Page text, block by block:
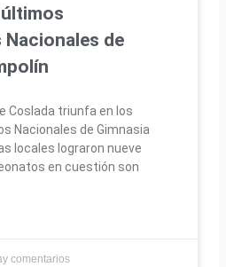
de
Coslada triunfa en los
Nacionales de Gimnasia
locales lograron nueve
en cuestión son
comentarios